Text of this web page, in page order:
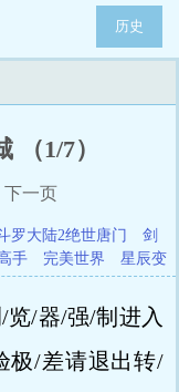
历史
（1/7）
下一页
罗大陆2绝世唐门
剑
手 完美世界 星辰变
/器/强/制进入
极/差请退出转/